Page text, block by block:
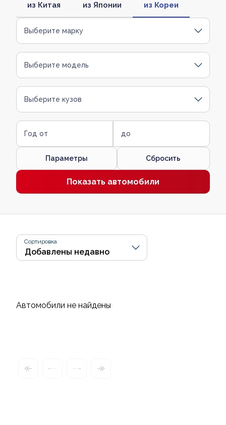
из Китая из Японии из Кореи
Выберите марку
Выберите модель
Выберите кузов
Год от до
Параметры Сбросить
Показать автомобили
Сортировка
Автомобили не найдены